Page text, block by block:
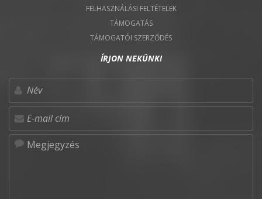
FELHASZNÁLÁSI FELTÉTELEK
TÁMOGATÁS
TÁMOGATÓI SZERZŐDÉS
ÍRJON NEKÜNK!